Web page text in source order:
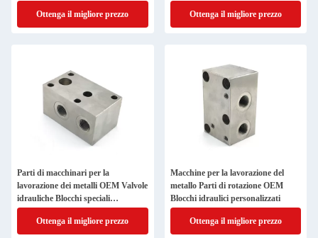
Ottenga il migliore prezzo Ottenga il migliore prezzo
Parti di macchinari per la
lavorazione dei metalli OEM Valvole
idrauliche Blocchi speciali
Personalizzazione
Ottenga il migliore prezzo
Macchine per la lavorazione del
metallo Parti di rotazione OEM
Blocchi idraulici personalizzati
Ottenga il migliore prezzo